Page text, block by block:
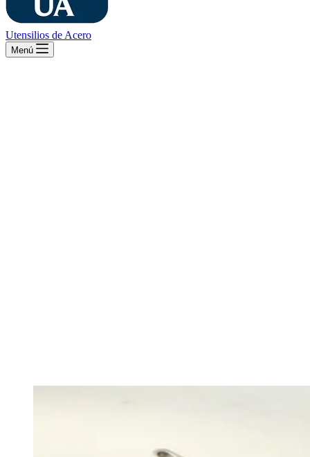
Utensilios de Acero
Menú